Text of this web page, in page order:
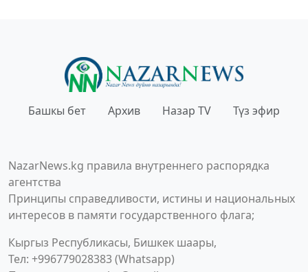
Башкы бет Архив Назар TV Түз эфир
NazarNews.kg правила внутреннего распорядка
агентства
Принципы справедливости, истины и национальных
интересов в памяти государственного флага;
Кыргыз Республикасы, Бишкек шаары,
Тел: +996779028383 (Whatsapp)